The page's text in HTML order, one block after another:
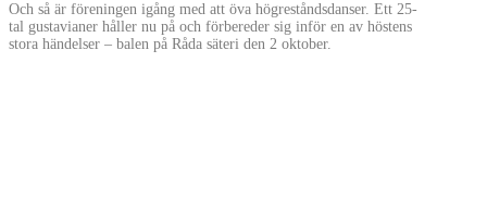
Och så är föreningen igång med att öva högreståndsdanser. Ett 25-
tal gustavianer håller nu på och förbereder sig inför en av höstens
stora händelser – balen på Råda säteri den 2 oktober.